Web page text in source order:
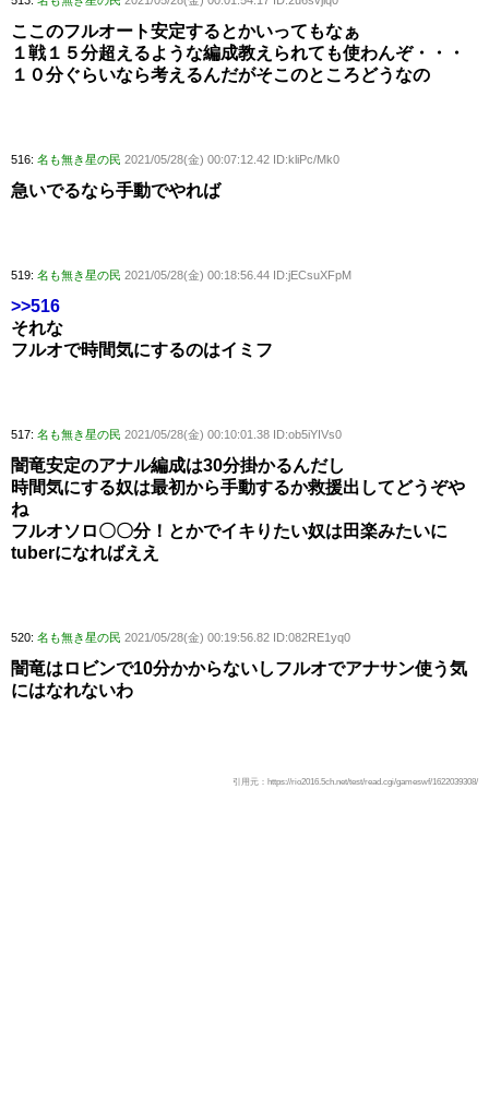
ここのフルオート安定するとかいってもなぁ
１戦１５分超えるような編成教えられても使わんぞ・・・
１０分ぐらいなら考えるんだがそこのところどうなの
516: 名も無き星の民 2021/05/28(金) 00:07:12.42 ID:kliPc/Mk0
急いでるなら手動でやれば
519: 名も無き星の民 2021/05/28(金) 00:18:56.44 ID:jECsuXFpM
>>516
それな
フルオで時間気にするのはイミフ
517: 名も無き星の民 2021/05/28(金) 00:10:01.38 ID:ob5iYIVs0
闇竜安定のアナル編成は30分掛かるんだし
時間気にする奴は最初から手動するか救援出してどうぞや
ね
フルオソロ〇〇分！とかでイキりたい奴は田楽みたいに
tuberになればええ
520: 名も無き星の民 2021/05/28(金) 00:19:56.82 ID:082RE1yq0
闇竜はロビンで10分かからないしフルオでアナサン使う気
にはなれないわ
引用元：https://rio2016.5ch.net/test/read.cgi/gameswf/1622039308/